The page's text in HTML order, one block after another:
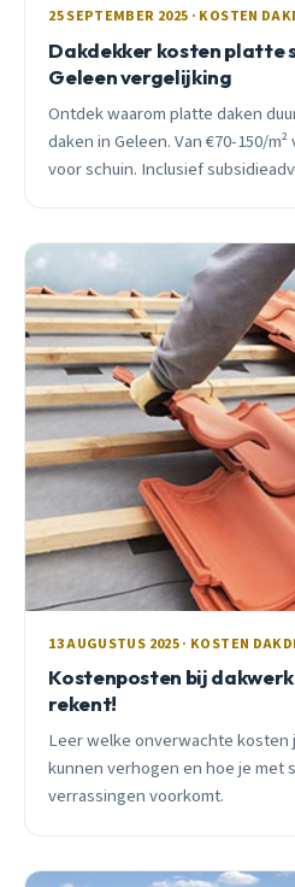
25 SEPTEMBER 2025 · KOSTEN
Dakdekker kosten platte
Geleen vergelijking
Ontdek waarom platte daken
daken in Geleen. Van €70-150/
voor schuin. Inclusief
13 AUGUSTUS 2025 · KOSTEN
Kostenposten bij
rekent!
Leer welke onverwachte kosten
kunnen verhogen en hoe je met
verrassingen voorkomt.